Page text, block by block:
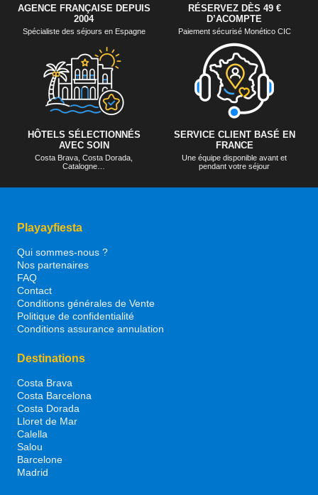
AGENCE FRANÇAISE DEPUIS
2004
Spécialiste des séjours en Espagne
RÉSERVEZ DÈS 49 €
D’ACOMPTE
Paiement sécurisé Monético CIC
HÔTELS SÉLECTIONNÉS
AVEC SOIN
Costa Brava, Costa Dorada,
Catalogne…
SERVICE CLIENT BASÉ EN
FRANCE
Une équipe disponible avant et
pendant votre séjour
Playayfiesta
Qui sommes-nous ?
Nos partenaires
FAQ
Contact
Conditions générales de Vente
Politique de confidentialité
Conditions assurance annulation
Destinations
Costa Brava
Costa Barcelona
Costa Dorada
Lloret de Mar
Calella
Salou
Barcelone
Madrid